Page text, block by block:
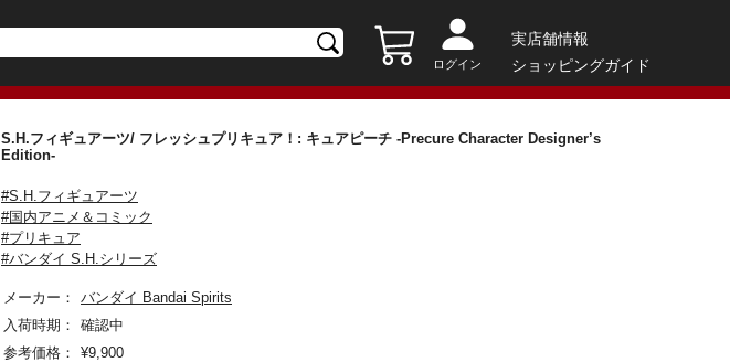
ログイン
実店舗情報
ショッピングガイド
S.H.フィギュアーツ/ フレッシュプリキュア！: キュアピーチ -Precure Character Designer’s
Edition-
#S.H.フィギュアーツ
#国内アニメ＆コミック
#プリキュア
#バンダイ S.H.シリーズ
メーカー：
バンダイ Bandai Spirits
入荷時期：
確認中
参考価格：
¥9,900